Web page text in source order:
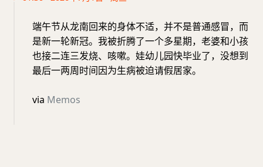
端午节从龙南回来的身体不适，并不是普通感冒，而
是新一轮新冠。我被折腾了一个多星期，老婆和小孩
也接二连三发烧、咳嗽。娃幼儿园快毕业了，没想到
最后一两周时间因为生病被迫请假居家。
via Memos